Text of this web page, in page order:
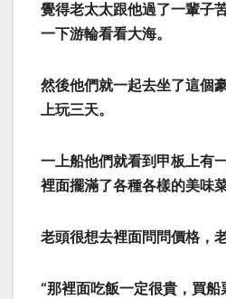
覺得老太太跟他過了一輩子
一下游輪看看大海。
然後他們就一起去坐了這個
上玩三天。
一上船他們就看到甲板上有
裡面擺滿了各種各樣的美味菜
老頭很想去裡面問問價格，
“那裡面吃飯一定很貴，買船